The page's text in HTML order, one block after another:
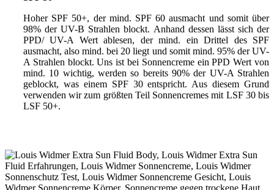
Hoher SPF 50+, der mind. SPF 60 ausmacht und somit über
98% der UV-B Strahlen blockt. Anhand dessen lässt sich der
PPD/ UV-A Wert ablesen, der mind. ein Drittel des SPF
ausmacht, also mind. bei 20 liegt und somit mind. 95% der UV-
A Strahlen blockt. Uns ist bei Sonnencreme ein PPD Wert von
mind. 10 wichtig, werden so bereits 90% der UV-A Strahlen
geblockt, was einem SPF 30 entspricht. Aus diesem Grund
verwenden wir zum größten Teil Sonnencremes mit LSF 30 bis
LSF 50+.